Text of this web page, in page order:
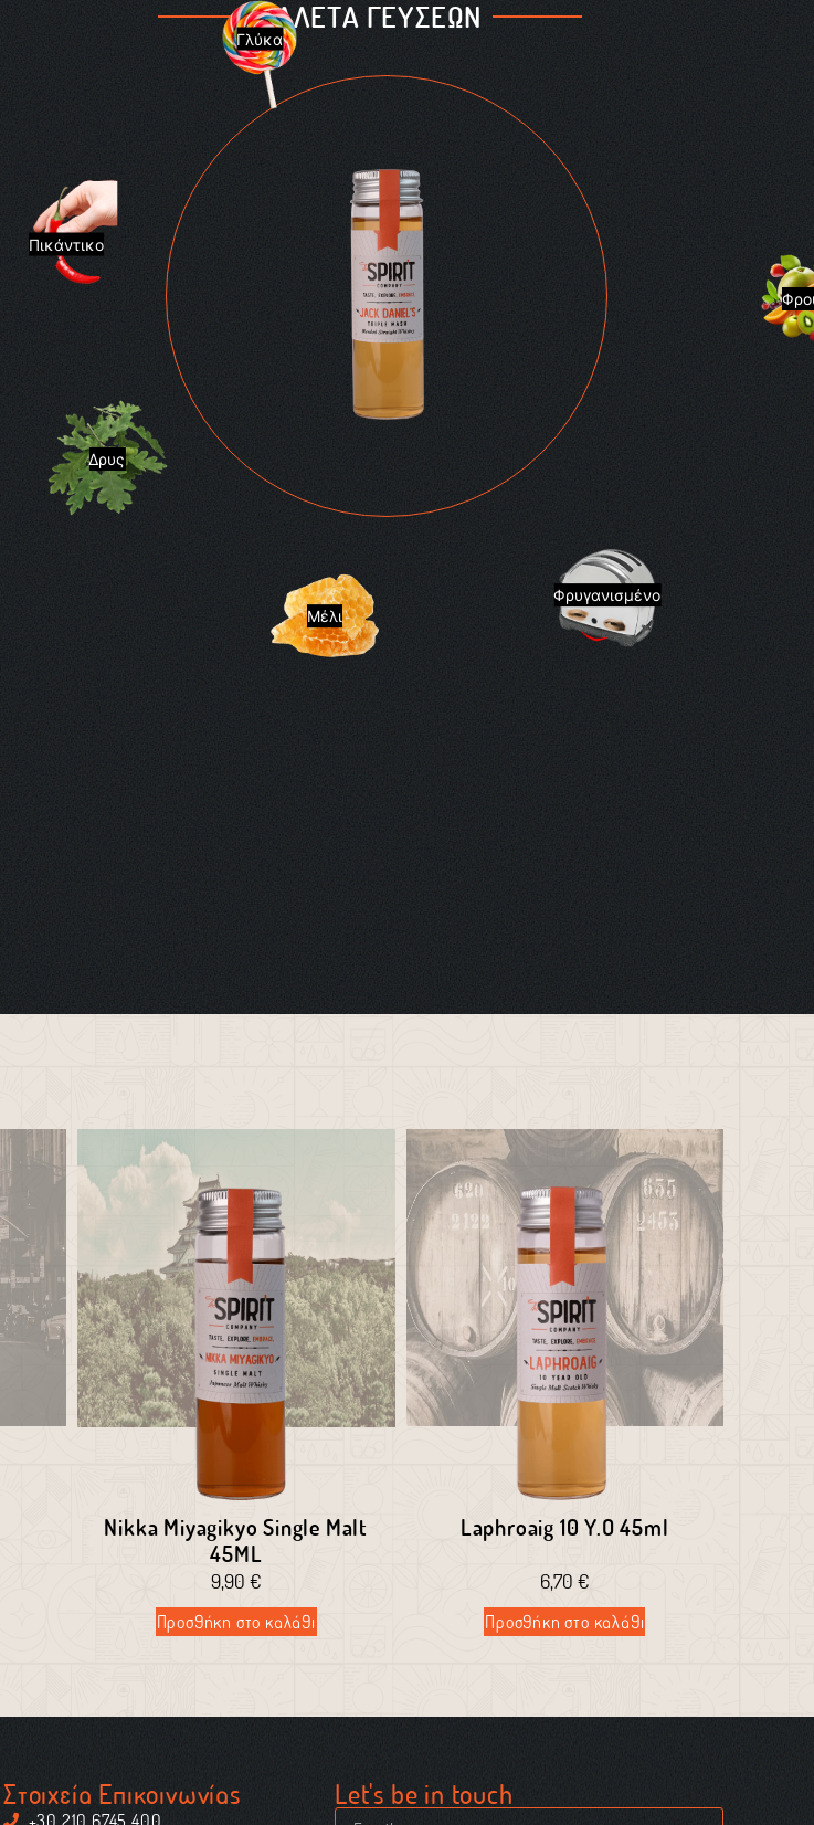
ΠΑΛΕΤΑ ΓΕΥΣΕΩΝ
Φρυγανισμένο
Μέλι
Δρυς
Πικάντικο
Γλύκα
Nikka Miyagikyo Single Malt
45ML
9,90€
Προσθήκη στο καλάθι
Laphroaig 10 Y.O 45ml
6,70€
Προσθήκη στο καλάθι
Στοιχεία Επικοινωνίας
+30 210 6745 400
Let's be in touch